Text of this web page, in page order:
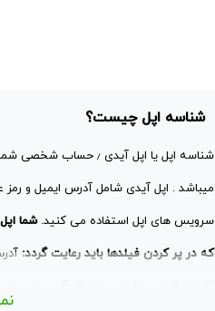
شناسه اپل چیست؟
سرویس های اپل استفاده می کنید.شما
که در پر کردن فیلدها باید رعایت گردد:‌